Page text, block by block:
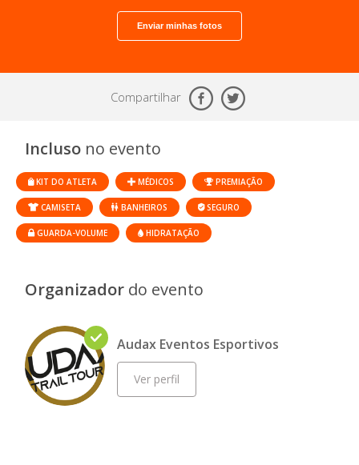
Enviar minhas fotos
Compartilhar
Incluso no evento
KIT DO ATLETA MÉDICOS PREMIAÇÃO
CAMISETA BANHEIROS SEGURO
GUARDA-VOLUME HIDRATAÇÃO
Organizador do evento
Audax Eventos Esportivos
Ver perfil